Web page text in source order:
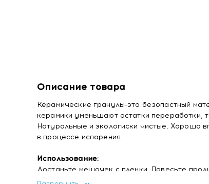
Описание товара
Керамические гранулы-это безопастный
керамики уменьшают остатки
Натуральные и экологиски чистые. Хорошо
в процессе испарения.
Использование:
Достаньте мешочек с пленки. Повесьте